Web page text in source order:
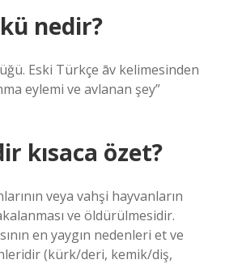
nedir?
Eski Türkçe āv kelimesinden
eylemi ve avlanan şey”
kısaca özet?
veya vahşi hayvanların
ve öldürülmesidir.
en yaygın nedenleri et ve
(kürk/deri, kemik/diş,